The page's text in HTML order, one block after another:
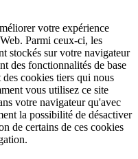
votre expérience
Parmi ceux-ci, les
stockés sur votre navigateur
des fonctionnalités de base
cookies tiers qui nous
vous utilisez ce site
votre navigateur qu'avec
la possibilité de désactiver
de certains de ces cookies